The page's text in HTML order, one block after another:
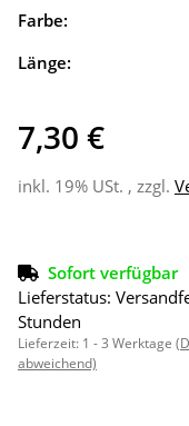
Farbe:
Länge:
7,30 €
inkl. 19% USt. , zzgl.
Sofort verfügbar
Lieferstatus:
Stunden
Lieferzeit: 1 - 3 Werktage
abweichend)